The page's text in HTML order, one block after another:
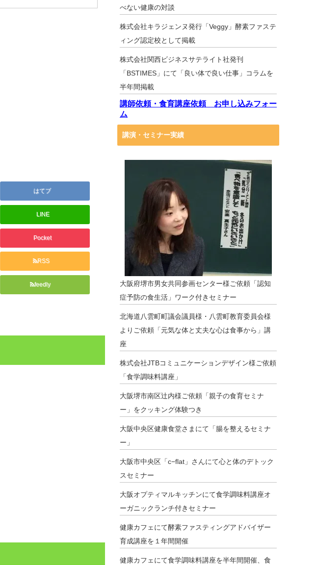
はてブ
LINE
Pocket
RSS
feedly
べない健康の対談
株式会社キラジェンヌ発行「Veggy」酵素ファステ
ィング認定校として掲載
株式会社関西ビジネスサテライト社発刊
「BSTIMES」にて「良い体で良い仕事」コラムを
半年間掲載
講師依頼・食育講座依頼 お申し込みフォー
ム
講演・セミナー実績
大阪府堺市男女共同参画センター様ご依頼「認知
症予防の食生活」ワーク付きセミナー
北海道八雲町町議会議員様・八雲町教育委員会様
よりご依頼「元気な体と丈夫な心は食事から」講
座
株式会社JTBコミュニケーションデザイン様ご依頼
「食学調味料講座」
大阪堺市南区辻内様ご依頼「親子の食育セミナ
ー」をクッキング体験つき
大阪中央区健康食堂さまにて「腸を整えるセミナ
ー」
大阪市中央区「c−flat」さんにて心と体のデトック
スセミナー
大阪オプティマルキッチンにて食学調味料講座オ
ーガニックランチ付きセミナー
健康カフェにて酵素ファスティングアドバイザー
育成講座を１年間開催
健康カフェにて食学調味料講座を半年間開催、食